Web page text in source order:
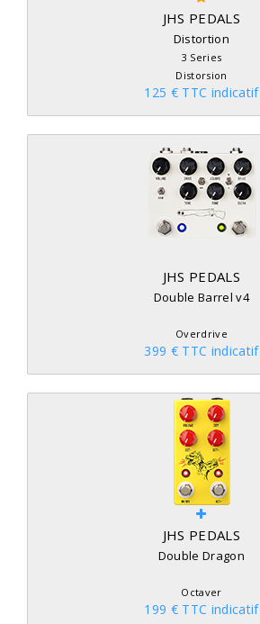
JHS PEDALS
Distortion
3 Series
Distorsion
125 € TTC indicatif
JHS PEDALS
Double Barrel v4
Overdrive
399 € TTC indicatif
JHS PEDALS
Double Dragon
Octaver
199 € TTC indicatif